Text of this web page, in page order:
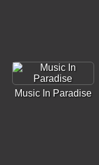
Music In Paradise